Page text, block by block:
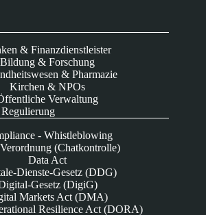
& Finanzdienstleister
Bildung & Forschung
& Pharmazie
Kirchen & NPOs
Verwaltung
- Whistleblowing
(Chatkontrolle)
Data Act
Dienste-Gesetz (DDG)
Gesetz (DigiG)
Markets Act (DMA)
Resilience Act (DORA)